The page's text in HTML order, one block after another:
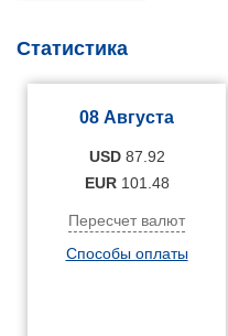
Статистика
08 Августа
USD 87.92
EUR 101.48
Пересчет валют
Способы оплаты